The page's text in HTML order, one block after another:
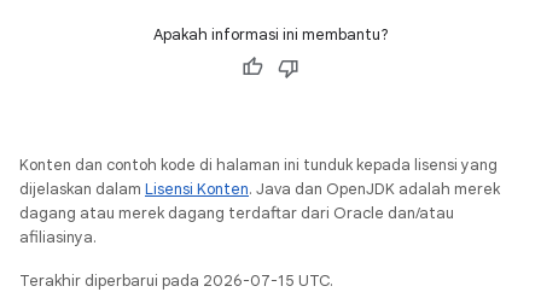
Apakah informasi ini membantu?
Konten dan contoh kode di halaman ini tunduk kepada lisensi yang
dijelaskan dalam Lisensi Konten. Java dan OpenJDK adalah merek
dagang atau merek dagang terdaftar dari Oracle dan/atau
afiliasinya.
Terakhir diperbarui pada 2026-07-15 UTC.